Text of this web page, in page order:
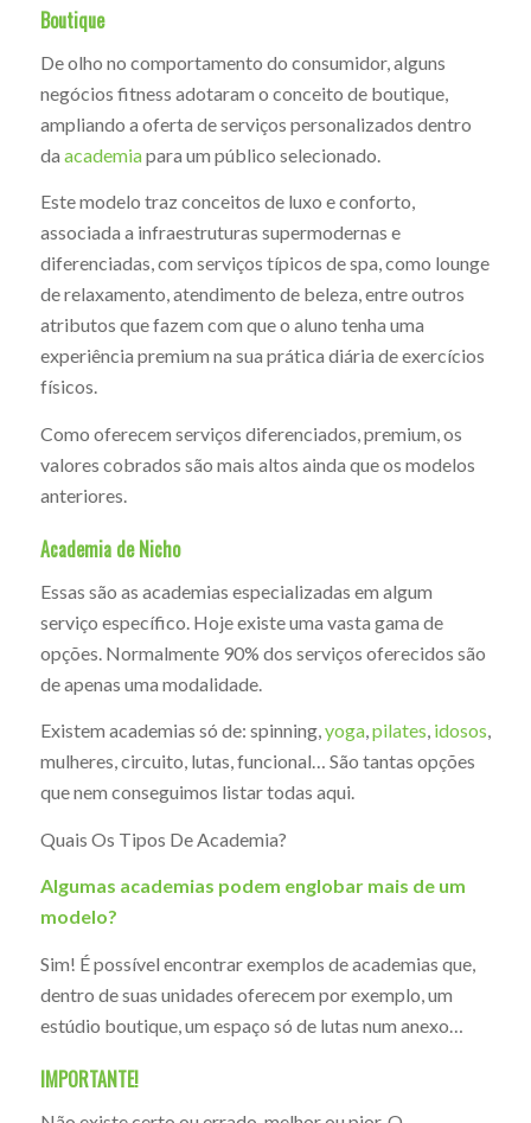
Boutique
De olho no comportamento do consumidor, alguns
negócios fitness adotaram o conceito de boutique,
ampliando a oferta de serviços personalizados dentro
da academiapara um público selecionado.
Este modelo traz conceitos de luxo e conforto,
associada a infraestruturas supermodernas e
diferenciadas, com serviços típicos de spa, como lounge
de relaxamento, atendimento de beleza, entre outros
atributos que fazem com que o aluno tenha uma
experiência premium na sua prática diária de exercícios
físicos.
Como oferecem serviços diferenciados, premium, os
valores cobrados são mais altos ainda que os modelos
anteriores.
Academia de Nicho
Essas são as academias especializadas em algum
serviço específico. Hoje existe uma vasta gama de
opções. Normalmente 90% dos serviços oferecidos são
de apenas uma modalidade.
Existem academias só de: spinning,yoga,pilates, idosos,
mulheres, circuito, lutas, funcional… São tantas opções
que nem conseguimos listar todas aqui.
Quais Os Tipos De Academia?
Algumas academias podem englobar mais de um
modelo?
Sim! É possível encontrar exemplos de academias que,
dentro de suas unidades oferecem por exemplo, um
estúdio boutique, um espaço só de lutas num anexo…
IMPORTANTE!